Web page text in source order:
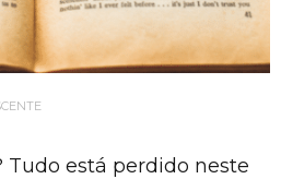
Tudo está perdido neste